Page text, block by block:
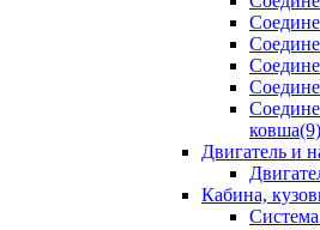
ковша(9)
Двигатель и
Кабина,